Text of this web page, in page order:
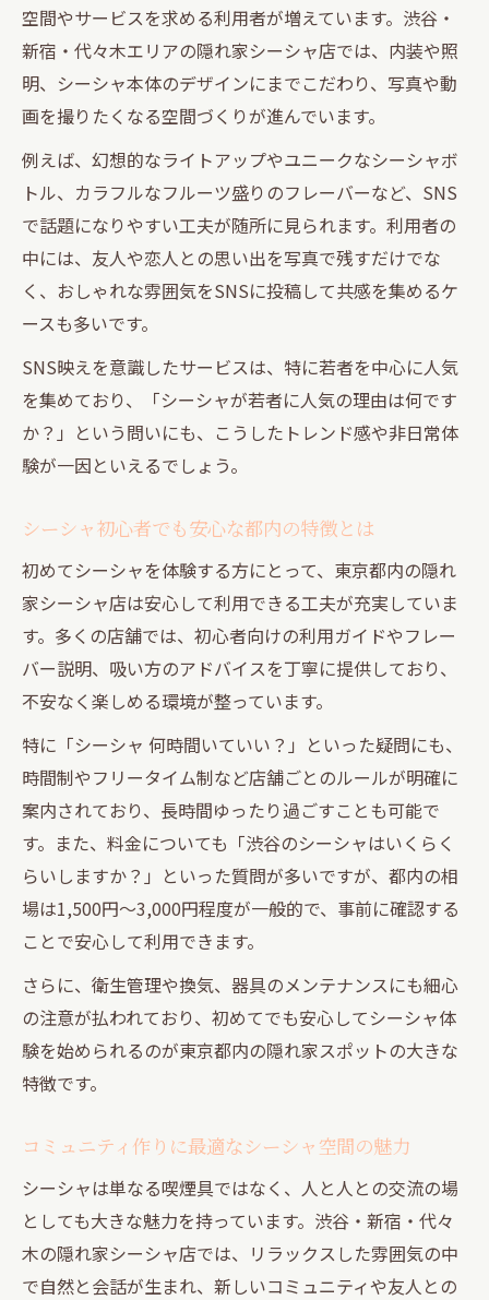
空間やサービスを求める利用者が増えています。渋谷・
新宿・代々木エリアの隠れ家シーシャ店では、内装や照
明、シーシャ本体のデザインにまでこだわり、写真や動
画を撮りたくなる空間づくりが進んでいます。
例えば、幻想的なライトアップやユニークなシーシャボ
トル、カラフルなフルーツ盛りのフレーバーなど、SNS
で話題になりやすい工夫が随所に見られます。利用者の
中には、友人や恋人との思い出を写真で残すだけでな
く、おしゃれな雰囲気をSNSに投稿して共感を集めるケ
ースも多いです。
SNS映えを意識したサービスは、特に若者を中心に人気
を集めており、「シーシャが若者に人気の理由は何です
か？」という問いにも、こうしたトレンド感や非日常体
験が一因といえるでしょう。
シーシャ初心者でも安心な都内の特徴とは
初めてシーシャを体験する方にとって、東京都内の隠れ
家シーシャ店は安心して利用できる工夫が充実していま
す。多くの店舗では、初心者向けの利用ガイドやフレー
バー説明、吸い方のアドバイスを丁寧に提供しており、
不安なく楽しめる環境が整っています。
特に「シーシャ 何時間いていい？」といった疑問にも、
時間制やフリータイム制など店舗ごとのルールが明確に
案内されており、長時間ゆったり過ごすことも可能で
す。また、料金についても「渋谷のシーシャはいくらく
らいしますか？」といった質問が多いですが、都内の相
場は1,500円〜3,000円程度が一般的で、事前に確認する
ことで安心して利用できます。
さらに、衛生管理や換気、器具のメンテナンスにも細心
の注意が払われており、初めてでも安心してシーシャ体
験を始められるのが東京都内の隠れ家スポットの大きな
特徴です。
コミュニティ作りに最適なシーシャ空間の魅力
シーシャは単なる喫煙具ではなく、人と人との交流の場
としても大きな魅力を持っています。渋谷・新宿・代々
木の隠れ家シーシャ店では、リラックスした雰囲気の中
で自然と会話が生まれ、新しいコミュニティや友人との